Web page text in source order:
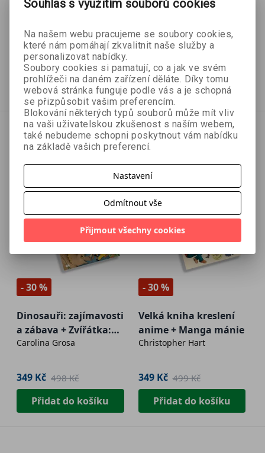
474 Kč
Přidat do košíku
349 Kč 498 Kč
Přidat do košíku
- 30 %
Dinosauři: zajímavosti
a zábava + Zvířátka:
zajímavosti a zábava
Carolina Grosa
349 Kč 498 Kč
Přidat do košíku
- 30 %
Velká kniha kreslení
anime + Manga mánie
Christopher Hart
349 Kč 499 Kč
Přidat do košíku
Souhlas s využitím souborů cookies
Na našem webu pracujeme se soubory cookies,
které nám pomáhají zkvalitnit naše služby a
personalizovat nabídky.
Soubory cookies si pamatují, co a jak ve svém
prohlížeči na daném zařízení děláte. Díky tomu
webová stránka funguje podle vás a je schopná
se přizpůsobit vašim preferencím.
Blokování některých typů souborů může mít vliv
na vaši uživatelskou zkušenost s naším webem,
také nebudeme schopni poskytnout vám nabídku
na základě vašich preferencí.
Nastavení
Odmítnout vše
Přijmout všechny cookies